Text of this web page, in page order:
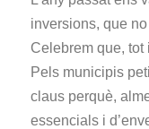
inversions, que
Celebrem que, tot
Pels municipis
claus perquè,
essencials i